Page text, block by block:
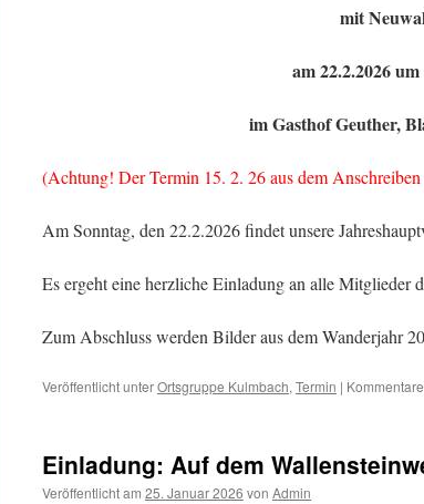
mit
am 22.2.2026
im Gasthof Geuther,
(Achtung! Der Termin 15. 2. 26 aus dem
Am Sonntag, den 22.2.2026 findet unsere
Es ergeht eine herzliche Einladung an alle Mitglieder
Zum Abschluss werden Bilder aus dem Wanderjahr
Veröffentlicht unterOrtsgruppe Kulmbach, Termin |
Einladung: Auf dem
Veröffentlicht am 25. Januar 2026 von Admin